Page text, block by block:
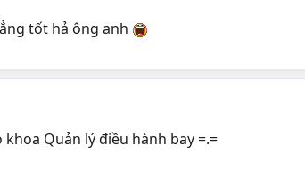
tốt hả ông anh
Quản lý điều hành bay =.=